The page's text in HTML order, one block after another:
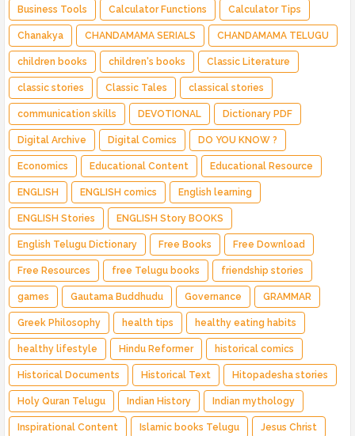
Business Tools Calculator Functions Calculator Tips
Chanakya CHANDAMAMA SERIALS CHANDAMAMA TELUGU
children books children's books Classic Literature
classic stories Classic Tales classical stories
communication skills DEVOTIONAL Dictionary PDF
Digital Archive Digital Comics DO YOU KNOW ?
Economics Educational Content Educational Resource
ENGLISH ENGLISH comics English learning
ENGLISH Stories ENGLISH Story BOOKS
English Telugu Dictionary Free Books Free Download
Free Resources free Telugu books friendship stories
games Gautama Buddhudu Governance GRAMMAR
Greek Philosophy health tips healthy eating habits
healthy lifestyle Hindu Reformer historical comics
Historical Documents Historical Text Hitopadesha stories
Holy Quran Telugu Indian History Indian mythology
Inspirational Content Islamic books Telugu Jesus Christ